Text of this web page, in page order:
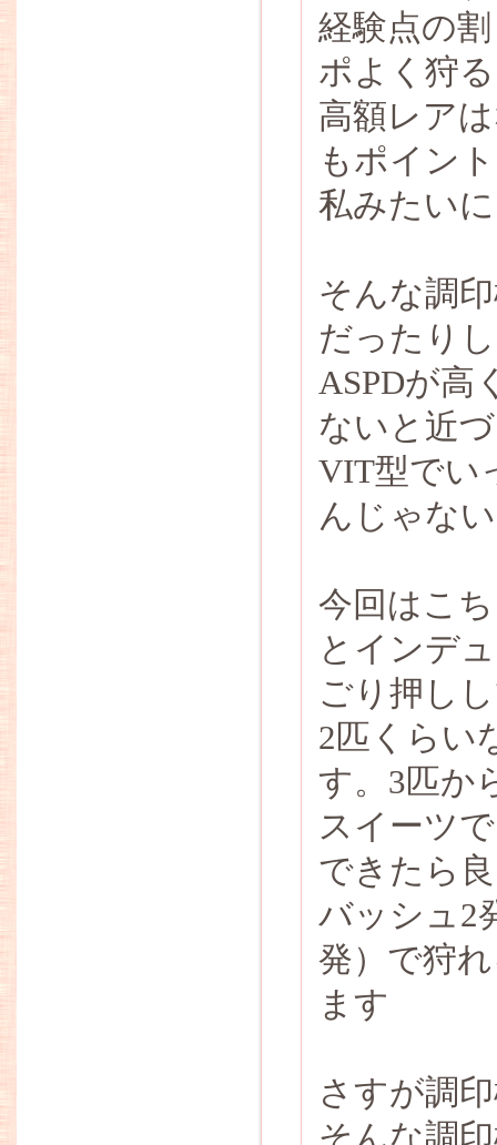
経験点の
ポよく狩
高額レア
もポイン
私みたい
そんな調
だったり
ASPDが高
ないと近
VIT型でい
んじゃな
今回はこ
とインデ
ごり押し
2匹くらい
す。3匹か
スイーツ
できたら
バッシュ2
発）で狩
ます
さすが調
そんな調